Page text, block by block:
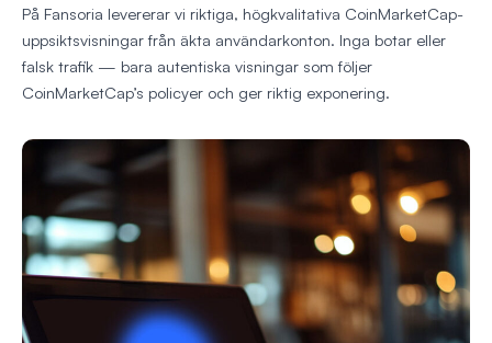
På Fansoria levererar vi riktiga, högkvalitativa CoinMarketCap-
uppsiktsvisningar från äkta användarkonton. Inga botar eller
falsk trafik — bara autentiska visningar som följer
CoinMarketCap’s policyer och ger riktig exponering.